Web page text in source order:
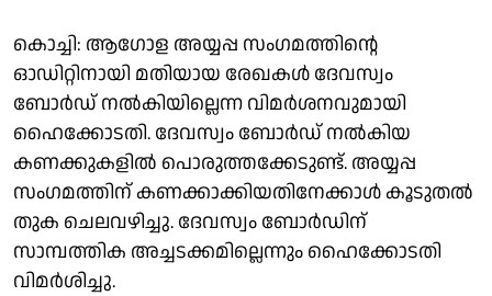
കൊച്ചി: ആഗോള അയ്യപ്പ സംഗമത്തിന്റെ
ഓഡിറ്റിനായി മതിയായ രേഖകള്‍ ദേവസ്വം
ബോര്‍ഡ് നല്‍കിയില്ലെന്ന വിമർശനവുമായി
ഹൈക്കോടതി. ദേവസ്വം ബോര്‍ഡ് നല്‍കിയ
കണക്കുകളില്‍ പൊരുത്തക്കേടുണ്ട്. അയ്യപ്പ
സംഗമത്തിന് കണക്കാക്കിയതിനേക്കാള്‍ കൂടുതല്‍
തുക ചെലവഴിച്ചു. ദേവസ്വം ബോര്‍ഡിന്
സാമ്പത്തിക അച്ചടക്കമില്ലെന്നും ഹൈക്കോടതി
വിമർശിച്ചു.